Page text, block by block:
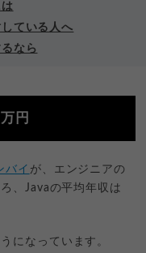
ている人へ
なら
円
バイ が、エンジニアの
、Javaの平均年収は
になっています。